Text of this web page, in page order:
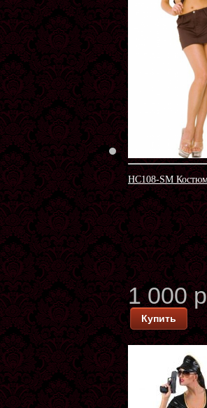
HC108-SM
1 000
Купить